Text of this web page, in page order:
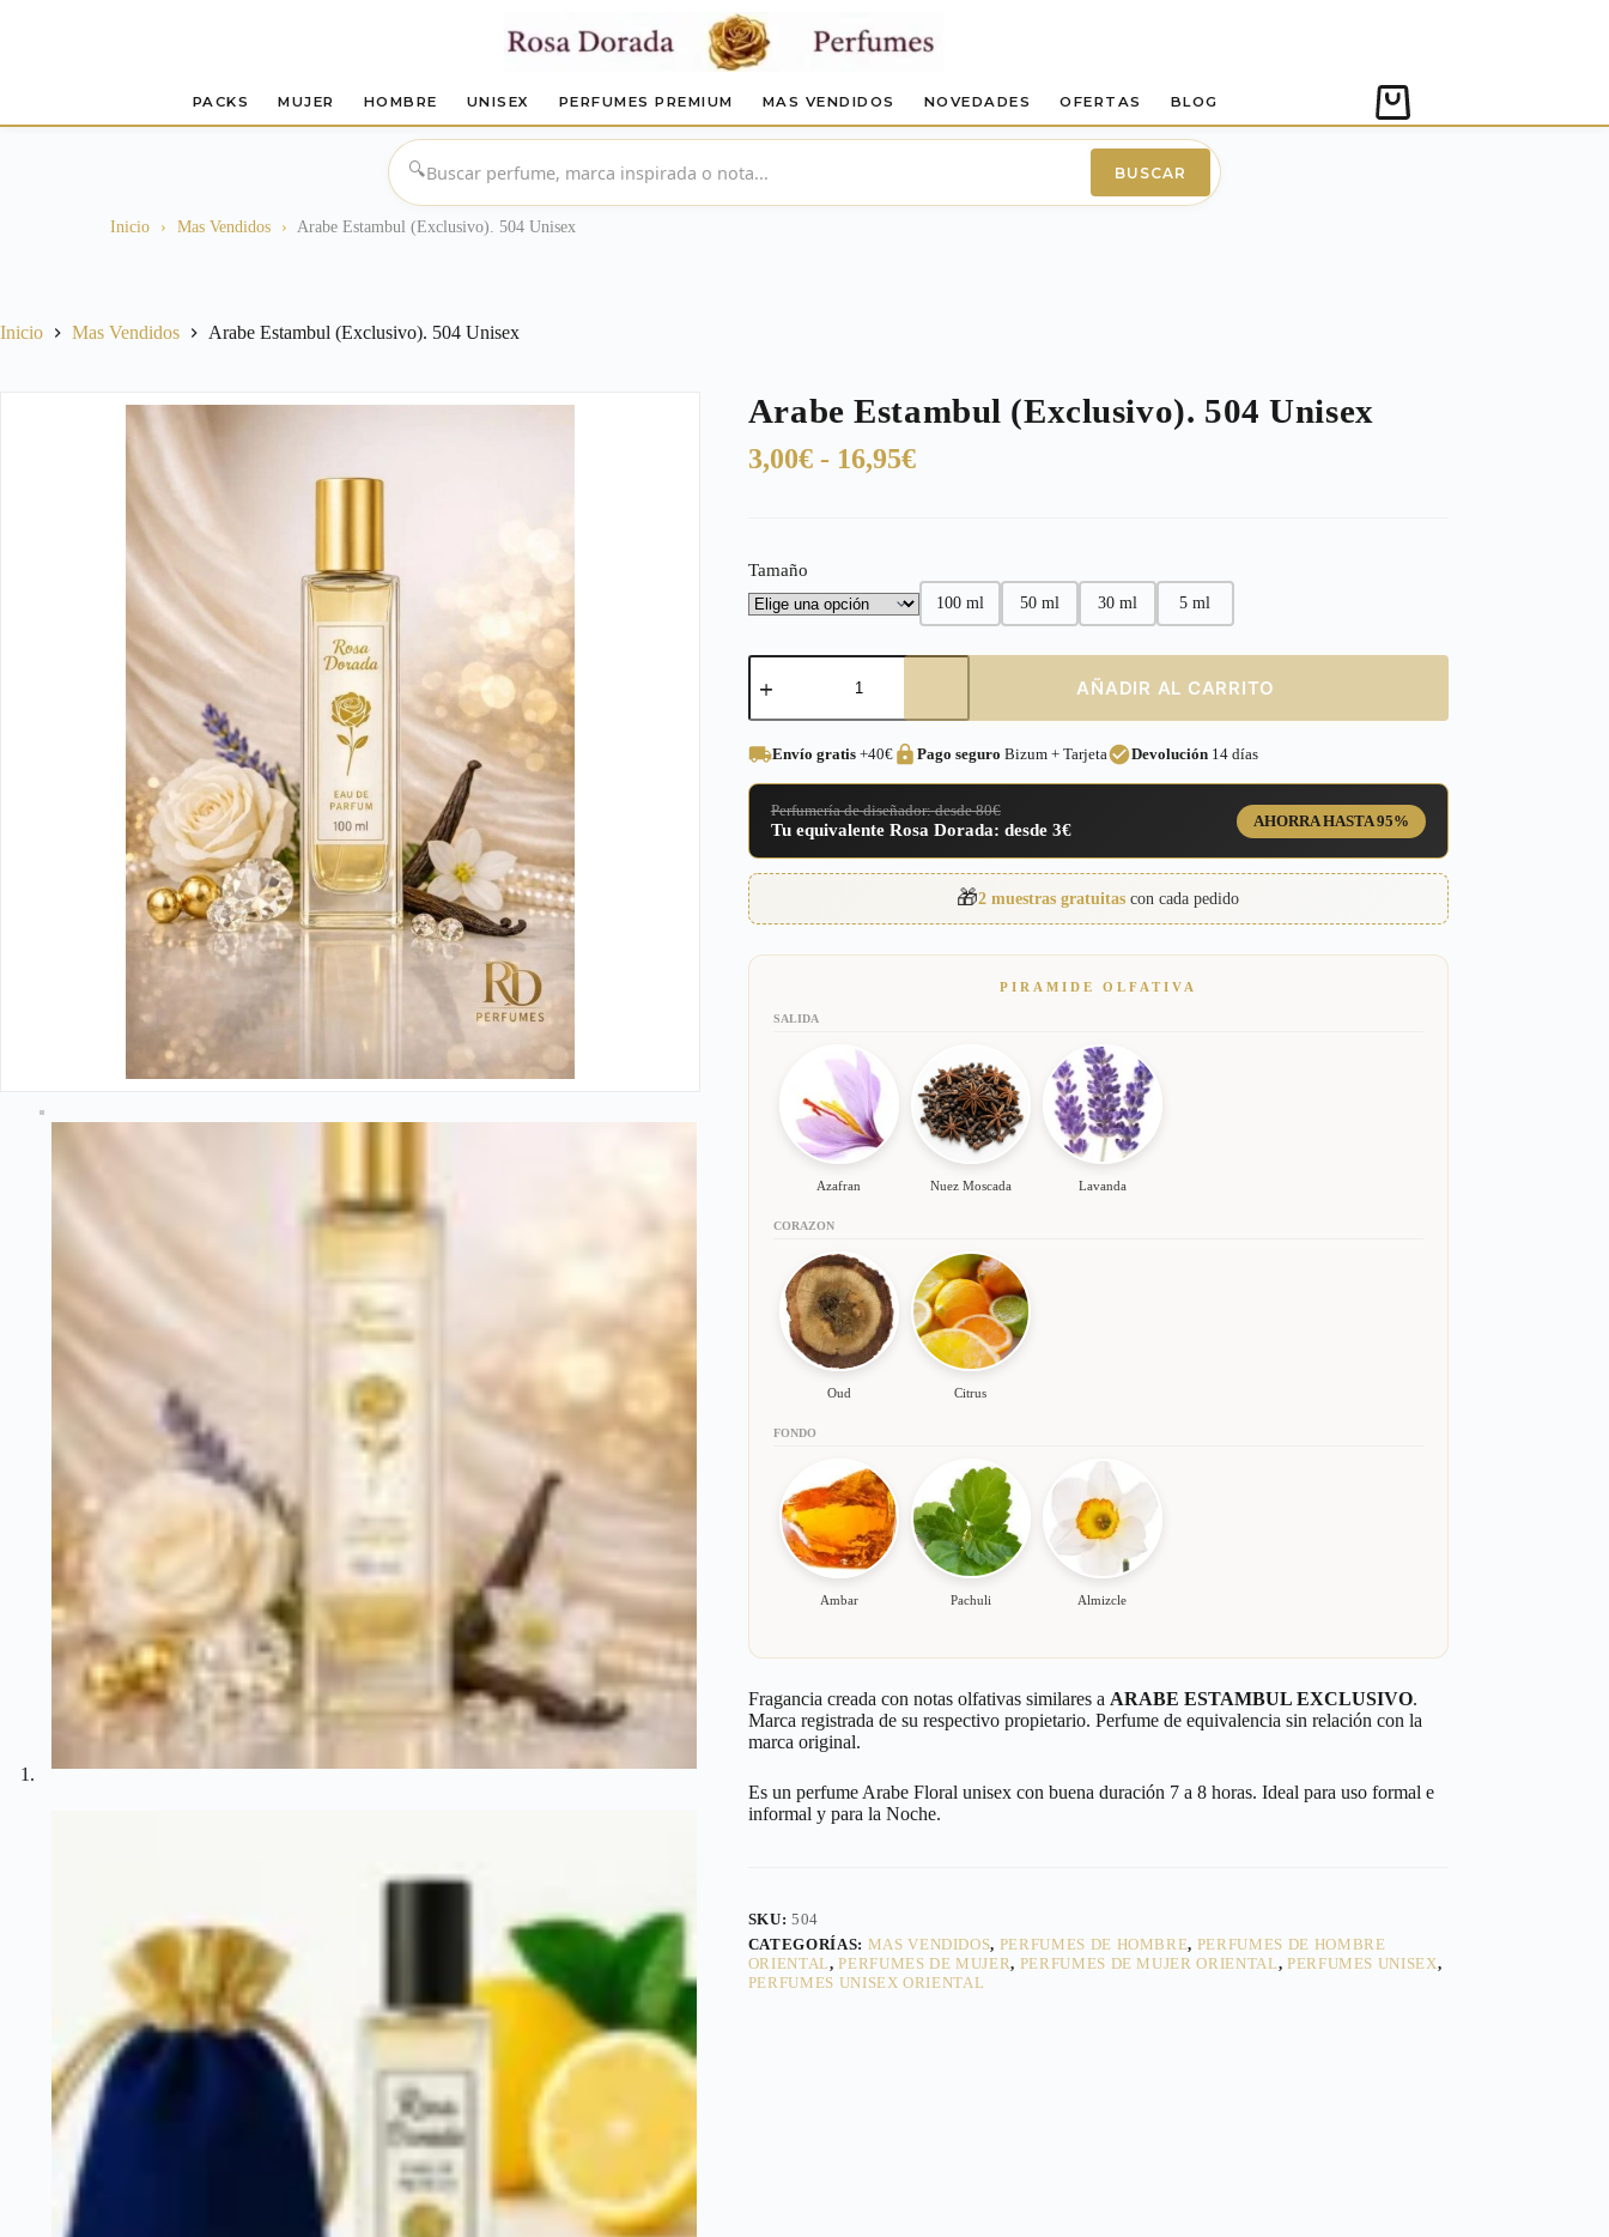
PACKS MUJER HOMBRE UNISEX PERFUMES PREMIUM MAS VENDIDOS NOVEDADES OFERTAS BLOG
Carro
de
🔍 BUSCAR
Inicio › Mas Vendidos › Arabe Estambul (Exclusivo). 504 Unisex
Inicio Mas Vendidos Arabe Estambul (Exclusivo). 504 Unisex
Arabe Estambul (Exclusivo). 504 Unisex
3,00€ - 16,95€Rango
3,00€
hasta
16,95€
Tamaño
100 ml 50 ml 30 ml 5 ml
Arabe
Estambul
504
Unisex
cantidad
AÑADIR AL CARRITO
Envío gratis+40€ Pago seguro Bizum + Tarjeta Devolución14 días
Perfumería de diseñador: desde 80€
Tu equivalente Rosa Dorada: desde 3€ AHORRA HASTA 95%
🎁2 muestras gratuitas con cada pedido
PIRAMIDE OLFATIVA
SALIDA
Azafran Nuez Moscada Lavanda
CORAZON
Oud Citrus
FONDO
Ambar Pachuli Almizcle
Fragancia creada con notas olfativas similares a ARABE ESTAMBUL EXCLUSIVO.
Marca registrada de su respectivo propietario. Perfume de equivalencia sin relación con la
marca original.
Es un perfume Arabe Floral unisex con buena duración 7 a 8 horas. Ideal para uso formal e
informal y para la Noche.
SKU:504
CATEGORÍAS: MAS VENDIDOS, PERFUMES DE HOMBRE, PERFUMES DE HOMBRE
ORIENTAL,PERFUMES DE MUJER, PERFUMES DE MUJER ORIENTAL, PERFUMES UNISEX,
PERFUMES UNISEX ORIENTAL